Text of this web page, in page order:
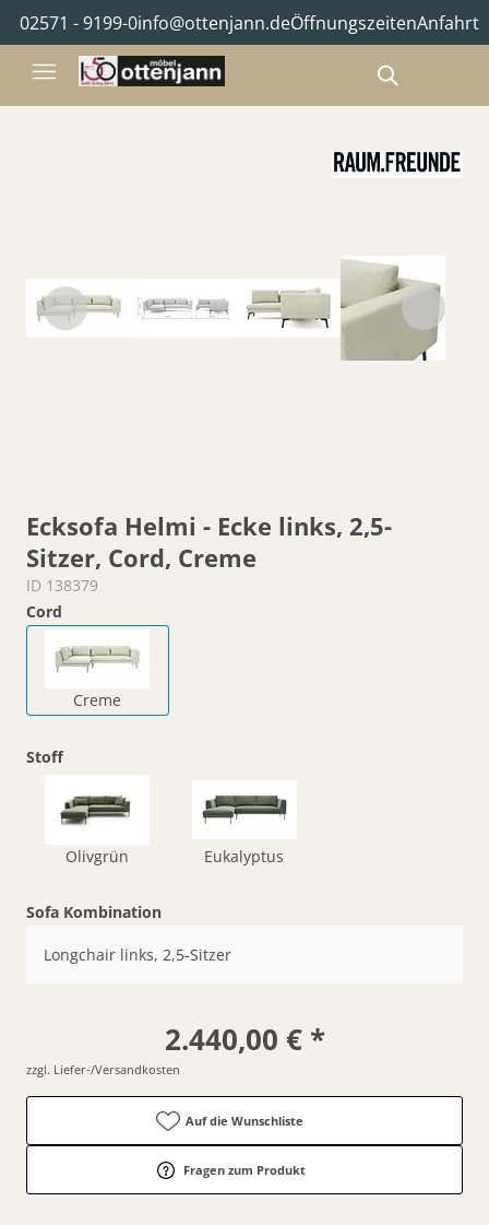
02571 - 9199-0info@ottenjann.deÖffnungszeitenAnfahrt
Ecksofa Helmi - Ecke links, 2,5-
Sitzer, Cord, Creme
ID 138379
Cord
Creme
Stoff
Olivgrün Eukalyptus
Sofa Kombination
Longchair links, 2,5-Sitzer
2.440,00 € *
zzgl. Liefer-/Versandkosten
Auf die Wunschliste
Fragen zum Produkt